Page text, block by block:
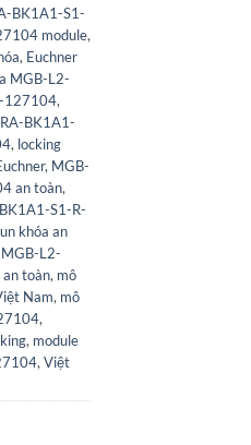
BK1A1-S1-
module,
, Euchner
MGB-L2-
127104,
BK1A1-
, locking
, MGB-
an toàn,
S1-R-
khóa an
MGB-L2-
an toàn, mô
Nam, mô
,
, module
, Việt